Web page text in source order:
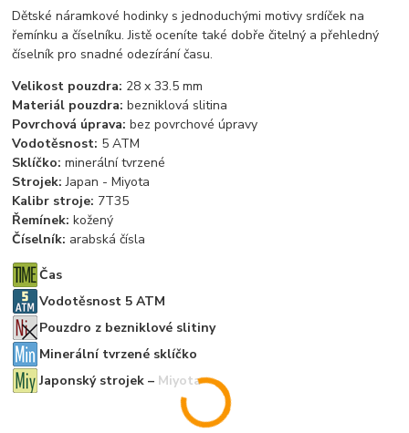
Dětské náramkové hodinky s jednoduchými motivy srdíček na
řemínku a číselníku. Jistě oceníte také dobře čitelný a přehledný
číselník pro snadné odezírání času.
Velikost pouzdra: 28 x 33.5 mm
Materiál pouzdra: bezniklová slitina
Povrchová úprava: bez povrchové úpravy
Vodotěsnost: 5 ATM
Sklíčko: minerální tvrzené
Strojek: Japan - Miyota
Kalibr stroje: 7T35
Řemínek: kožený
Číselník: arabská čísla
Čas
Vodotěsnost 5 ATM
Pouzdro z bezniklové slitiny
Minerální tvrzené sklíčko
Japonský strojek – Miyota